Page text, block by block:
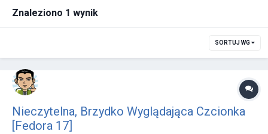
Znaleziono 1 wynik
SORTUJ WG
Nieczytelna, Brzydko Wyglądająca Czcionka
[Fedora 17]